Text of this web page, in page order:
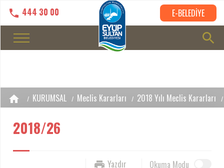
444 30 00 E-BELEDİYE
KURUMSAL Meclis Kararları 2018 Yılı Meclis Kararları
2018/26
Okuma Modu
Yazdır